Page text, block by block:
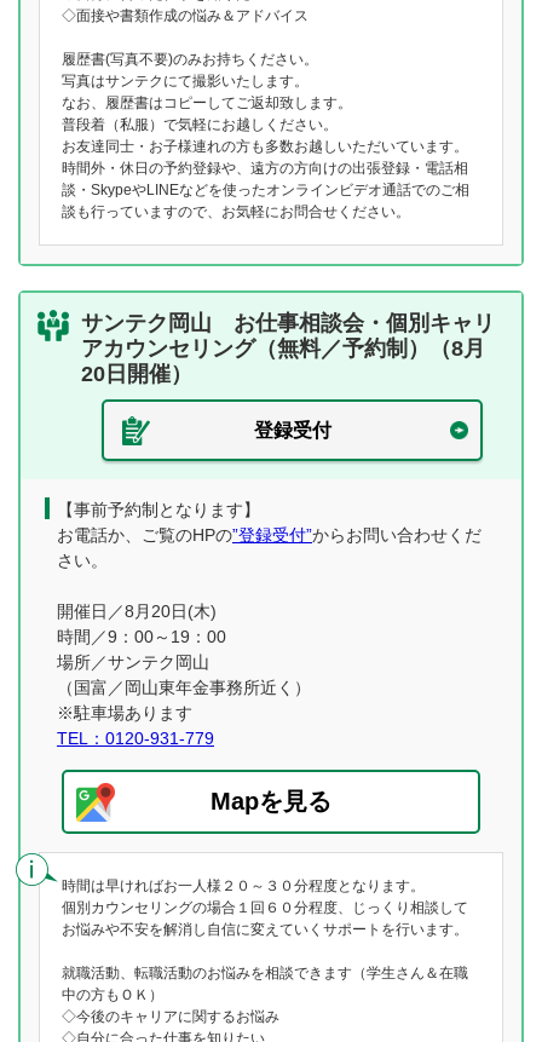
◇面接や書類作成の悩み＆アドバイス
履歴書(写真不要)のみお持ちください。
写真はサンテクにて撮影いたします。
なお、履歴書はコピーしてご返却致します。
普段着（私服）で気軽にお越しください。
お友達同士・お子様連れの方も多数お越しいただいています。
時間外・休日の予約登録や、遠方の方向けの出張登録・電話相
談・SkypeやLINEなどを使ったオンラインビデオ通話でのご相
談も行っていますので、お気軽にお問合せください。
サンテク岡山 お仕事相談会・個別キャリ
アカウンセリング（無料／予約制）（8月
20日開催）
登録受付
【事前予約制となります】
お電話か、ご覧のHPの”登録受付”からお問い合わせくだ
さい。
開催日／8月20日(木)
時間／9：00～19：00
場所／サンテク岡山
（国富／岡山東年金事務所近く）
※駐車場あります
TEL：0120-931-779
Mapを見る
時間は早ければお一人様２０～３０分程度となります。
個別カウンセリングの場合１回６０分程度、じっくり相談して
お悩みや不安を解消し自信に変えていくサポートを行います。
就職活動、転職活動のお悩みを相談できます（学生さん＆在職
中の方もＯＫ）
◇今後のキャリアに関するお悩み
◇自分に合った仕事を知りたい